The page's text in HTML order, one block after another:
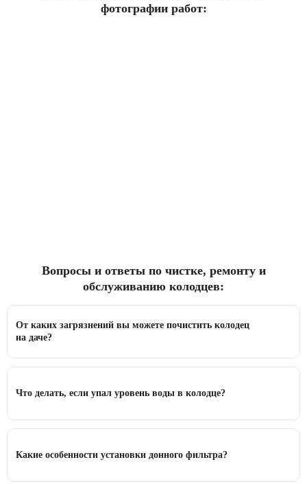
фотографии работ:
Вопросы и ответы по чистке, ремонту и
обслуживанию колодцев:
От каких загрязнений вы можете почистить колодец
на даче?
Что делать, если упал уровень воды в колодце?
Какие особенности установки донного фильтра?